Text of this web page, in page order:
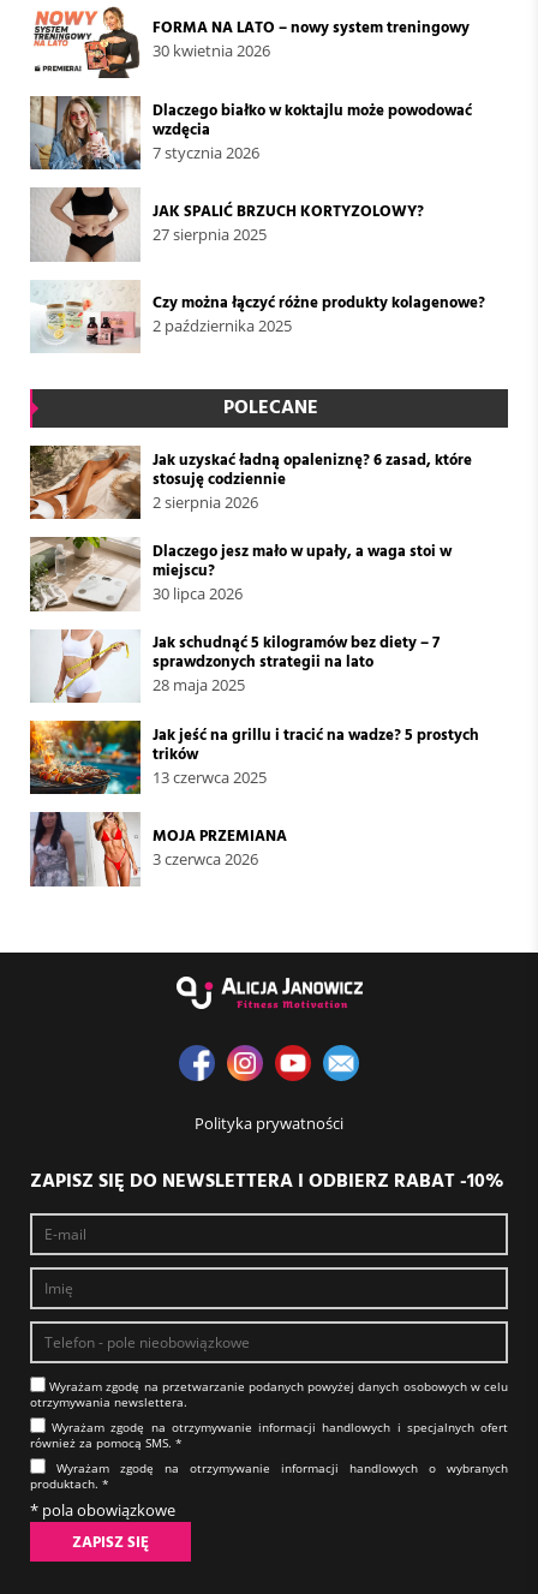
FORMA NA LATO – nowy system treningowy
30 kwietnia 2026
Dlaczego białko w koktajlu może powodować
wzdęcia
7 stycznia 2026
JAK SPALIĆ BRZUCH KORTYZOLOWY?
27 sierpnia 2025
Czy można łączyć różne produkty kolagenowe?
2 października 2025
POLECANE
Jak uzyskać ładną opaleniznę? 6 zasad, które
stosuję codziennie
2 sierpnia 2026
Dlaczego jesz mało w upały, a waga stoi w
miejscu?
30 lipca 2026
Jak schudnąć 5 kilogramów bez diety – 7
sprawdzonych strategii na lato
28 maja 2025
Jak jeść na grillu i tracić na wadze? 5 prostych
trików
13 czerwca 2025
MOJA PRZEMIANA
3 czerwca 2026
Polityka prywatności
ZAPISZ SIĘ DO NEWSLETTERA I ODBIERZ RABAT -10%
Wyrażam zgodę na prze­twa­rza­nie po­da­nych powyżej danych osobowych w celu
otrzy­my­wa­nia new­slet­tera.​​​​​​​
Wyrażam zgodę na otrzy­my­wa­nie in­for­ma­cji han­dlo­wych i specjalnych ofert
również za pomocą SMS.​​​​​​​ *
Wyrażam zgodę na otrzy­my­wa­nie in­for­ma­cji han­dlo­wych o wybranych
produktach.​​​​​​​ *
* pola obowiązkowe